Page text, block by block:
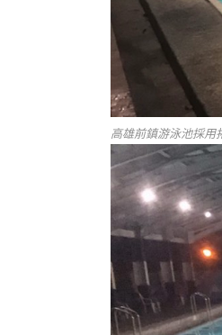
高雄前鎮游泳池採用